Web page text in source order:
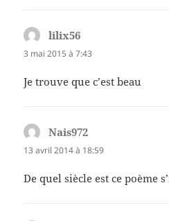
lilix56
3 mai 2015 à 7:43
Je trouve que c’est beau
Nais972
13 avril 2014 à 18:59
De quel siècle est ce poème